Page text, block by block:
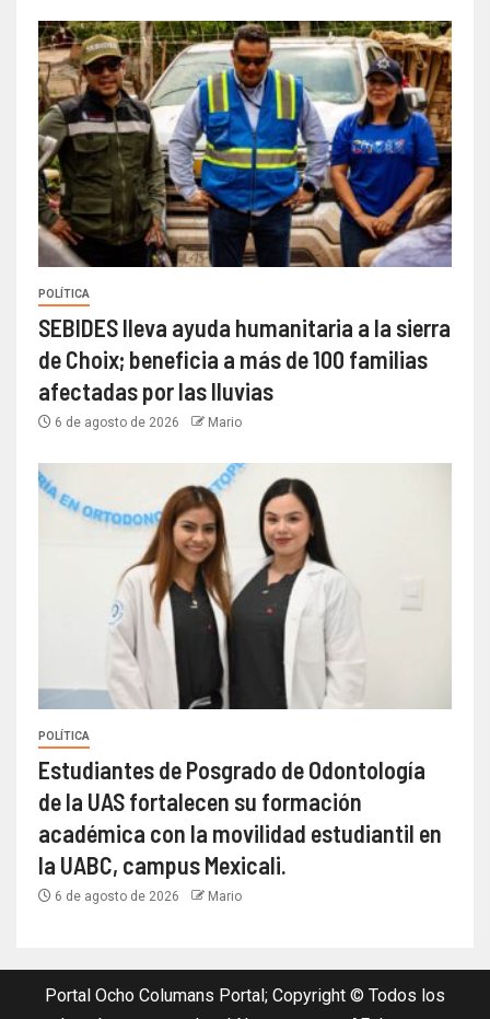
POLÍTICA
SEBIDES lleva ayuda humanitaria a la sierra
de Choix; beneficia a más de 100 familias
afectadas por las lluvias
6 de agosto de 2026 Mario
POLÍTICA
Estudiantes de Posgrado de Odontología
de la UAS fortalecen su formación
académica con la movilidad estudiantil en
la UABC, campus Mexicali.
6 de agosto de 2026 Mario
Portal Ocho Columans Portal; Copyright © Todos los